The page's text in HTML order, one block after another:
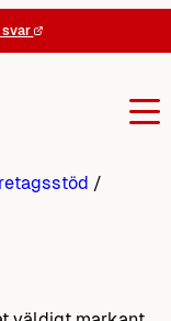
svar
/